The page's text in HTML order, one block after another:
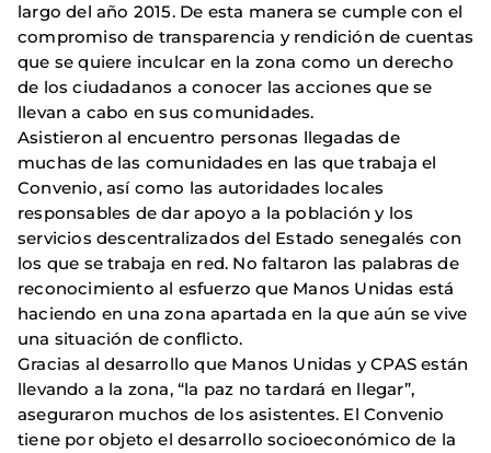
largo del año 2015. De esta manera se cumple con el
compromiso de transparencia y rendición de cuentas
que se quiere inculcar en la zona como un derecho
de los ciudadanos a conocer las acciones que se
llevan a cabo en sus comunidades.
Asistieron al encuentro personas llegadas de
muchas de las comunidades en las que trabaja el
Convenio, así como las autoridades locales
responsables de dar apoyo a la población y los
servicios descentralizados del Estado senegalés con
los que se trabaja en red. No faltaron las palabras de
reconocimiento al esfuerzo que Manos Unidas está
haciendo en una zona apartada en la que aún se vive
una situación de conflicto.
Gracias al desarrollo que Manos Unidas y CPAS están
llevando a la zona, “la paz no tardará en llegar”,
aseguraron muchos de los asistentes. El Convenio
tiene por objeto el desarrollo socioeconómico de la